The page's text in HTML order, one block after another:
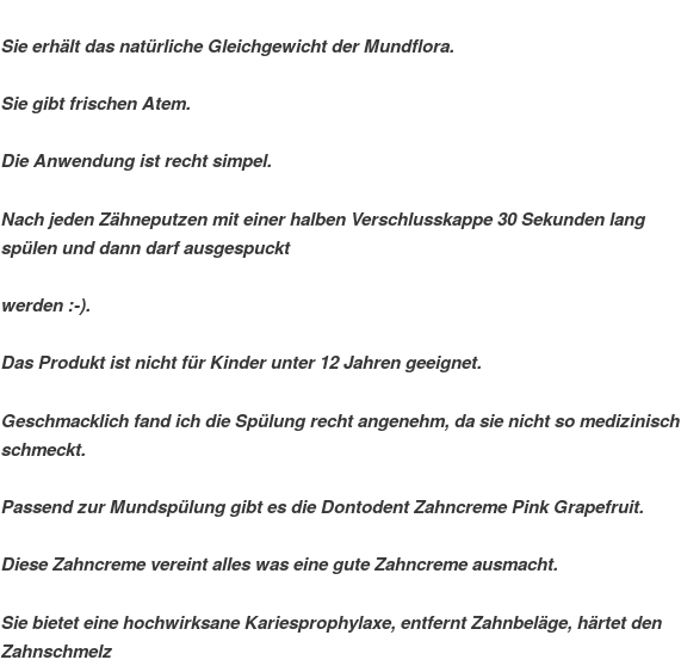
Sie erhält das natürliche Gleichgewicht der Mundflora.
Sie gibt frischen Atem.
Die Anwendung ist recht simpel.
Nach jeden Zähneputzen mit einer halben Verschlusskappe 30 Sekunden lang
spülen und dann darf ausgespuckt
werden :-).
Das Produkt ist nicht für Kinder unter 12 Jahren geeignet.
Geschmacklich fand ich die Spülung recht angenehm, da sie nicht so medizinisch
schmeckt.
Passend zur Mundspülung gibt es die Dontodent Zahncreme Pink Grapefruit.
Diese Zahncreme vereint alles was eine gute Zahncreme ausmacht.
Sie bietet eine hochwirksane Kariesprophylaxe, entfernt Zahnbeläge, härtet den
Zahnschmelz